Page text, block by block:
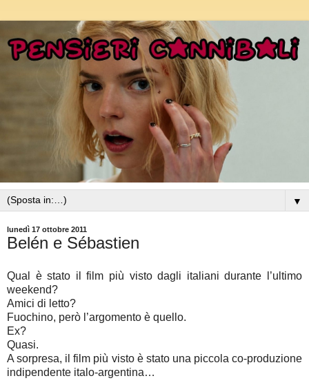
▼
lunedì 17 ottobre 2011
Belén e Sébastien
Qual è stato il film più visto dagli italiani durante l’ultimo
weekend?
Amici di letto?
Fuochino, però l’argomento è quello.
Ex?
Quasi.
A sorpresa, il film più visto è stato una piccola co-produzione
indipendente italo-argentina…